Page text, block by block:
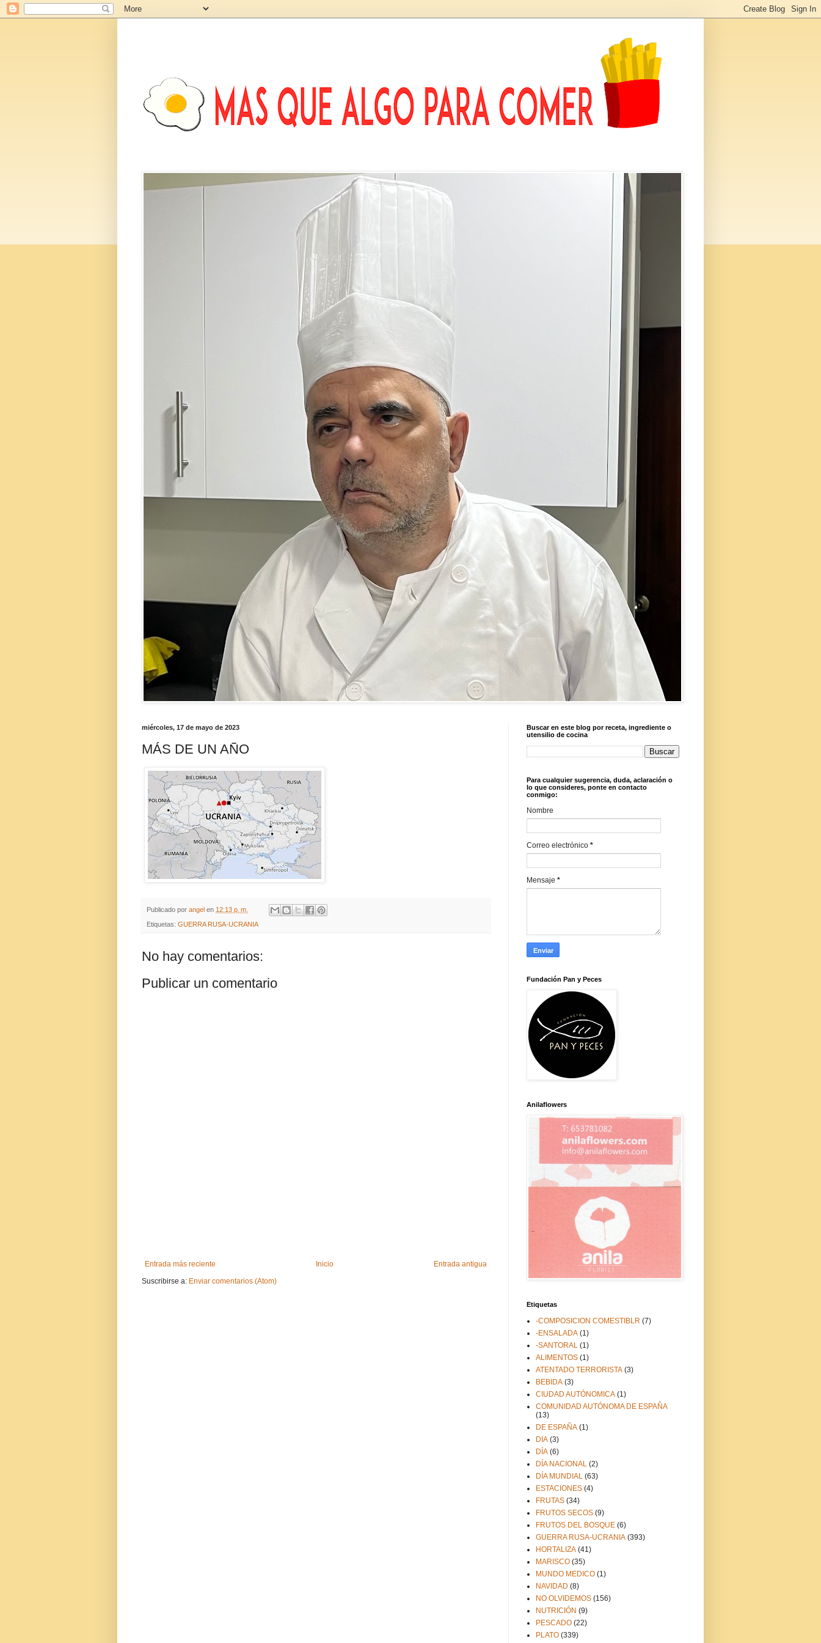
miércoles, 17 de mayo de 2023
MÁS DE UN AÑO
Publicado por angel en 12:13 p. m.
Etiquetas: GUERRA RUSA-UCRANIA
No hay comentarios:
Publicar un comentario
Entrada más reciente Entrada antigua
Inicio
Suscribirse a: Enviar comentarios (Atom)
Buscar en este blog por receta, ingrediente o
utensilio de cocina
Para cualquier sugerencia, duda, aclaración o
lo que consideres, ponte en contacto
conmigo:
Nombre
Correo electrónico *
Mensaje *
Fundación Pan y Peces
Anilaflowers
Etiquetas
-COMPOSICION COMESTIBLR (7)
-ENSALADA (1)
-SANTORAL (1)
ALIMENTOS (1)
ATENTADO TERRORISTA (3)
BEBIDA (3)
CIUDAD AUTÓNOMICA (1)
COMUNIDAD AUTÓNOMA DE ESPAÑA
(13)
DE ESPAÑA (1)
DIA (3)
DÍA (6)
DÍA NACIONAL (2)
DÍA MUNDIAL (63)
ESTACIONES (4)
FRUTAS (34)
FRUTOS SECOS (9)
FRUTOS DEL BOSQUE (6)
GUERRA RUSA-UCRANIA (393)
HORTALIZA (41)
MARISCO (35)
MUNDO MEDICO (1)
NAVIDAD (8)
NO OLVIDEMOS (156)
NUTRICIÓN (9)
PESCADO (22)
PLATO (339)